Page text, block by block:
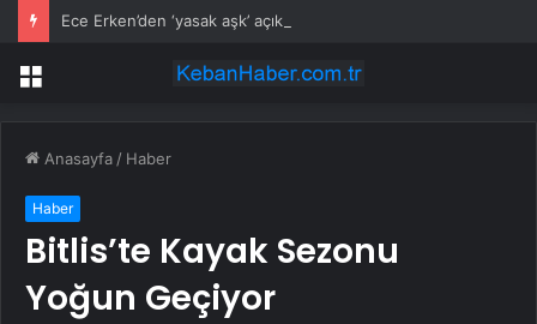
Menü
Anasayfa / Haber
Haber
Bitlis’te Kayak Sezonu
Yoğun Geçiyor